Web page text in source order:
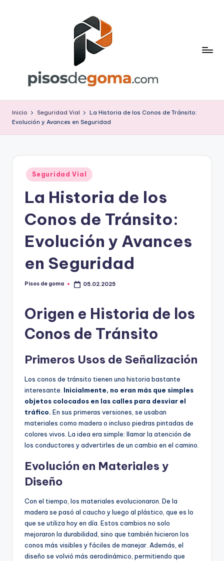
is
o
G
m
Inicio Seguridad Vial
La Historia de los Conos de Tránsito:
Evolución y Avances en Seguridad
Publicado
en
Seguridad Vial
La Historia de los
Conos de Tránsito:
Evolución y Avances
en Seguridad
Publicado
Pisos de goma 05.02.2025
Origen e Historia de los
Conos de Tránsito
Primeros Usos de Señalización
Los conos de tránsito tienen una historia bastante
interesante. Inicialmente, no eran más que simples
objetos colocados en las calles para desviar el
tráfico. En sus primeras versiones, se usaban
materiales como madera o incluso piedras pintadas de
colores vivos. La idea era simple: llamar la atención de
los conductores y advertirles de un cambio en el camino.
Evolución en Materiales y
Diseño
Con el tiempo, los materiales evolucionaron. De la
madera se pasó al caucho y luego al plástico, que es lo
que se utiliza hoy en día. Estos cambios no solo
mejoraron la durabilidad, sino que también hicieron los
conos más visibles y fáciles de manejar. Además, el
diseño se volvió más aerodinámico, permitiendo que